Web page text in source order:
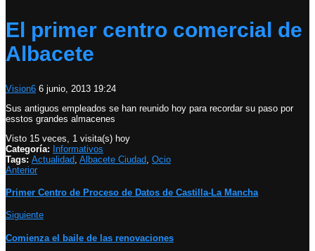
El primer centro comercial de
Albacete
Vision6 6 junio, 2013 19:24
Sus antiguos empleados se han reunido hoy para recordar su paso por
esstos grandes almacenes
Visto 15 veces, 1 visita(s) hoy
Categoría: Informativos
Tags: Actualidad Albacete Ciudad Ocio
Anterior
Primer Centro de Proceso de Datos de Castilla-La Mancha
Siguiente
Comienza el baile de las renovaciones